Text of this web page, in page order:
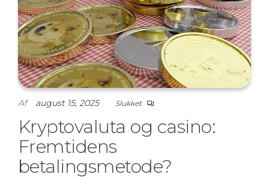
Af august 15, 2025 Slukket
Kryptovaluta og casino:
Fremtidens
betalingsmetode?